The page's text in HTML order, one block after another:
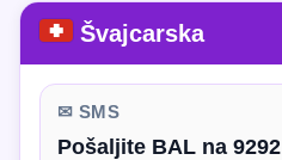
Švajcarska
✉ SMS
Pošaljite BAL na 9292